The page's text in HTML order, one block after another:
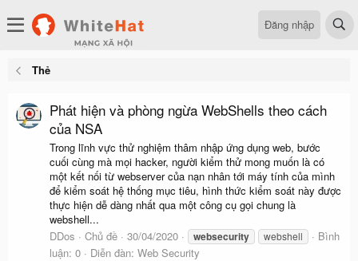
Đăng nhập
Thẻ
Phát hiện và phòng ngừa WebShells theo cách
của NSA
Trong lĩnh vực thử nghiệm thâm nhập ứng dụng web, bước
cuối cùng mà mọi hacker, người kiểm thử mong muốn là có
một kết nối từ webserver của nạn nhân tới máy tính của mình
để kiểm soát hệ thống mục tiêu, hình thức kiểm soát này được
thực hiện dễ dàng nhất qua một công cụ gọi chung là
webshell...
DDos
Chủ đề 30/04/2020 websecurity webshell
Bình
luận: 0
Diễn đàn: Web Security